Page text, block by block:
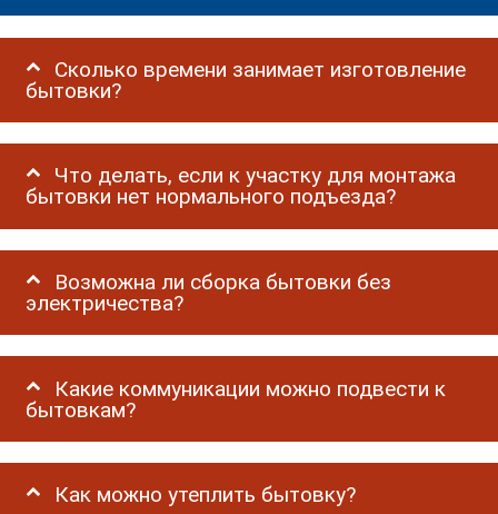
Сколько времени занимает изготовление
бытовки?
Что делать, если к участку для монтажа
бытовки нет нормального подъезда?
Возможна ли сборка бытовки без
электричества?
Какие коммуникации можно подвести к
бытовкам?
Как можно утеплить бытовку?